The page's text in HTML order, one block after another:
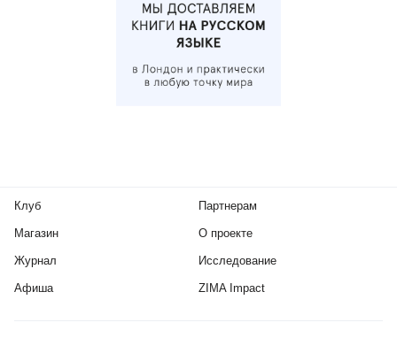
Клуб
Магазин
Журнал
Афиша
Партнерам
О проекте
Исследование
ZIMA Impact